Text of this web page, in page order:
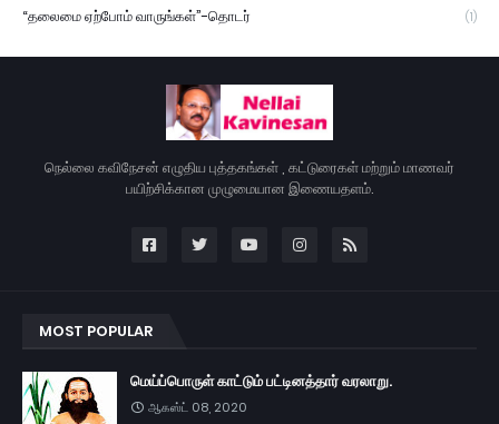
“தலைமை ஏற்போம் வாருங்கள்”-தொடர் (1)
நெல்லை கவிநேசன் எழுதிய புத்தகங்கள் , கட்டுரைகள் மற்றும் மாணவர்
பயிற்சிக்கான முழுமையான இணையதளம்.
MOST POPULAR
மெய்ப்பொருள் காட்டும் பட்டினத்தார் வரலாறு.
ஆகஸ்ட் 08, 2020